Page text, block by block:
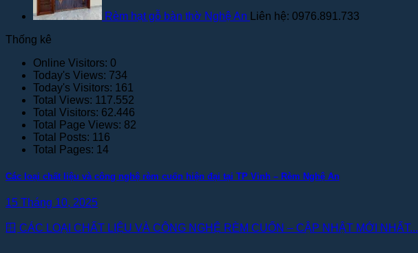
Rèm hạt gỗ bàn thờ Nghệ An
Liên hệ: 0976.891.733
Thống kê
Online Visitors: 0
Today's Views: 734
Today's Visitors: 161
Total Views: 117.552
Total Visitors: 62.446
Total Page Views: 82
Total Posts: 116
Total Pages: 14
Các loại chất liệu và công nghệ rèm cuốn hiện đại tại TP Vinh – Rèm Nghệ An
15 Tháng 10, 2025
🪟 CÁC LOẠI CHẤT LIỆU VÀ CÔNG NGHỆ RÈM CUỐN – CẬP NHẬT MỚI NHẤT...